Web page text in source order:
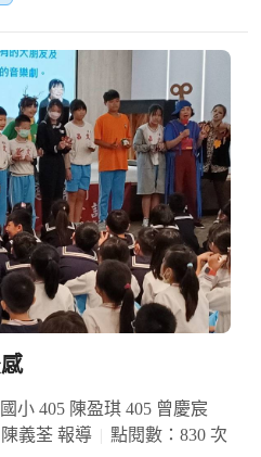
小 405 陳盈琪 405 曾慶宸
義荃 報導
點閱數：830 次